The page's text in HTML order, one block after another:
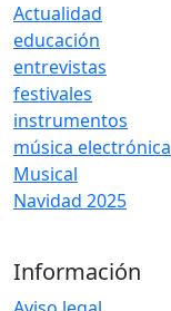
Actualidad
educación
entrevistas
festivales
instrumentos
música electrónica
Musical
Navidad 2025
Información